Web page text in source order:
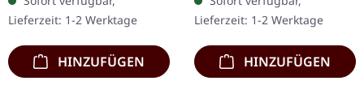
Limitiert auf 300
Exemplare. "Origins"
von…
Lieferzeit: 1-2 Werktage
HINZUFÜGEN
unerschütterliches…
Lieferzeit: 1-2 Werktage
HINZUFÜGEN